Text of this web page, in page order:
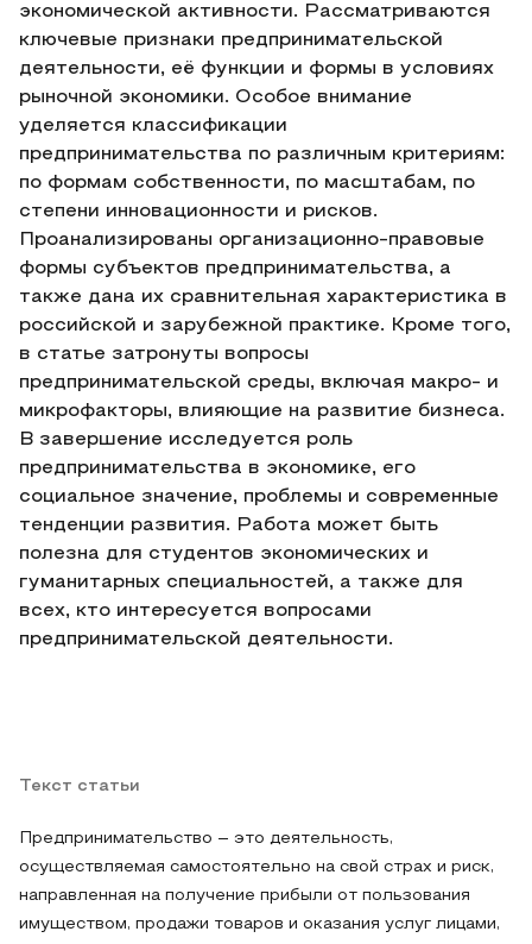
экономической активности. Рассматриваются
ключевые признаки предпринимательской
деятельности, её функции и формы в условиях
рыночной экономики. Особое внимание
уделяется классификации
предпринимательства по различным критериям:
по формам собственности, по масштабам, по
степени инновационности и рисков.
Проанализированы организационно-правовые
формы субъектов предпринимательства, а
также дана их сравнительная характеристика в
российской и зарубежной практике. Кроме того,
в статье затронуты вопросы
предпринимательской среды, включая макро- и
микрофакторы, влияющие на развитие бизнеса.
В завершение исследуется роль
предпринимательства в экономике, его
социальное значение, проблемы и современные
тенденции развития. Работа может быть
полезна для студентов экономических и
гуманитарных специальностей, а также для
всех, кто интересуется вопросами
предпринимательской деятельности.
Текст статьи
Предпринимательство – это деятельность,
осуществляемая самостоятельно на свой страх и риск,
направленная на получение прибыли от пользования
имуществом, продажи товаров и оказания услуг лицами,